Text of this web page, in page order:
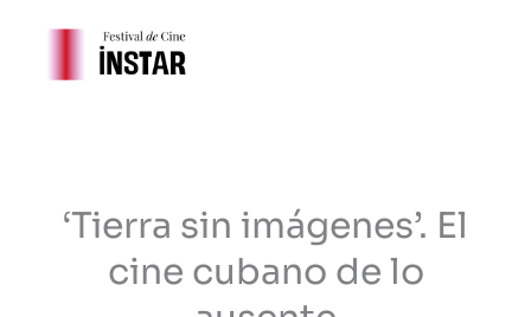
contenido
‘Tierra sin imágenes’. El
cine cubano de lo